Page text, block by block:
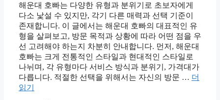
해운대 호빠는 다양한 유형과 분위기로 초보자에게
다소 낯설 수 있지만, 각기 다른 매력과 선택 기준이
존재합니다. 이 글에서는 해운대 호빠의 대표적인 유
형을 살펴보고, 방문 목적과 상황에 따라 어떤 점을 우
선 고려해야 하는지 차분히 안내합니다. 먼저, 해운대
호빠는 크게 전통적인 스타일과 현대적인 스타일로
나뉘며, 각 유형마다 서비스 방식과 분위기, 가격대가
다릅니다. 적절한 선택을 위해서는 자신의 방문 … 더
읽기